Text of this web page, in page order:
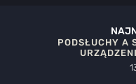
PODSŁUCHY A